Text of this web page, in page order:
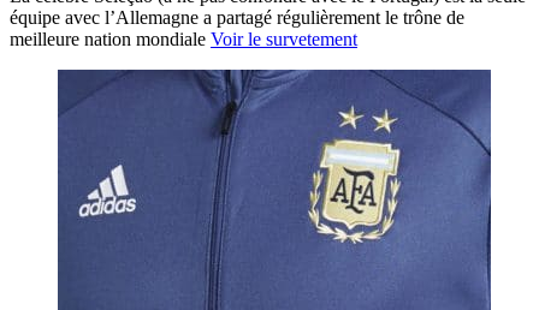
équipe avec l’Allemagne a partagé régulièrement le trône de
meilleure nation mondiale Voir le survetement